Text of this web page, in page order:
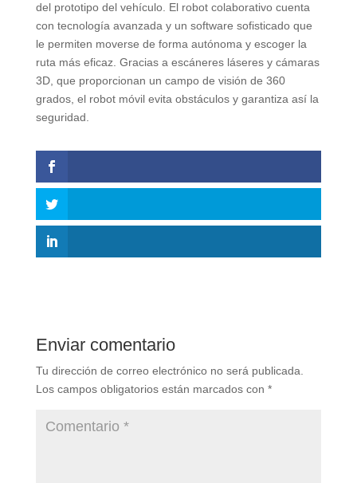
del prototipo del vehículo. El robot colaborativo cuenta
con tecnología avanzada y un software sofisticado que
le permiten moverse de forma autónoma y escoger la
ruta más eficaz. Gracias a escáneres láseres y cámaras
3D, que proporcionan un campo de visión de 360
grados, el robot móvil evita obstáculos y garantiza así la
seguridad.
Enviar comentario
Tu dirección de correo electrónico no será publicada.
Los campos obligatorios están marcados con *